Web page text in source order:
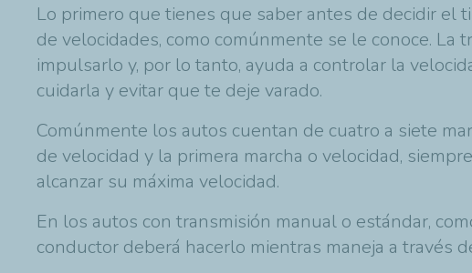
Lo primero que tienes que saber antes de decidir el
de velocidades, como comúnmente se le conoce.
impulsarlo y, por lo tanto, ayuda a controlar la
cuidarla y evitar que te deje varado.
Comúnmente los autos cuentan de cuatro a siete
de velocidad y la primera marcha o velocidad,
alcanzar su máxima velocidad.
En los autos con transmisión manual o estándar,
conductor deberá hacerlo mientras maneja a través